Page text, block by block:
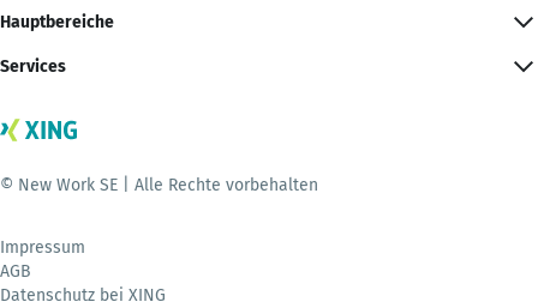
Hauptbereiche
Services
© New Work SE | Alle Rechte vorbehalten
Impressum
AGB
Datenschutz bei XING